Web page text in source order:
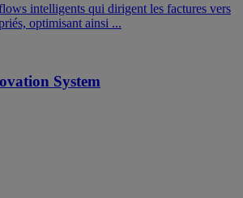
intelligents qui dirigent les factures vers
optimisant ainsi ...
System